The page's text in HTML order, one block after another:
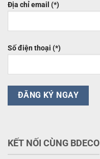
Địa chỉ email (*)
Số điện thoại (*)
KẾT NỐI CÙNG BDECO